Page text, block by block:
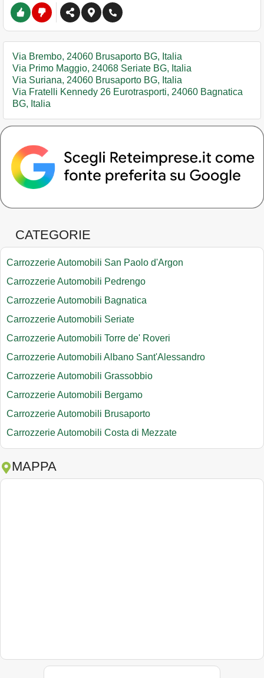
Via Brembo, 24060 Brusaporto BG, Italia
Via Primo Maggio, 24068 Seriate BG, Italia
Via Suriana, 24060 Brusaporto BG, Italia
Via Fratelli Kennedy 26 Eurotrasporti, 24060 Bagnatica
BG, Italia
CATEGORIE
Carrozzerie Automobili San Paolo d'Argon
Carrozzerie Automobili Pedrengo
Carrozzerie Automobili Bagnatica
Carrozzerie Automobili Seriate
Carrozzerie Automobili Torre de' Roveri
Carrozzerie Automobili Albano Sant'Alessandro
Carrozzerie Automobili Grassobbio
Carrozzerie Automobili Bergamo
Carrozzerie Automobili Brusaporto
Carrozzerie Automobili Costa di Mezzate
MAPPA